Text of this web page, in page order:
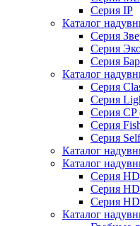
Серия IP
Каталог
Серия
Серия
Серия
Каталог
Серия
Серия
Серия CP
Серия
Серия
Каталог
Каталог
Серия
Серия
Серия
Каталог